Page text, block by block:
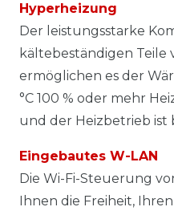
Hyperheizung
Der leistungsstarke
kältebeständigen Teile
ermöglichen es der
°C 100 % oder mehr
und der Heizbetrieb ist
Eingebautes W-LAN
Die Wi-Fi-Steuerung
Ihnen die Freiheit,